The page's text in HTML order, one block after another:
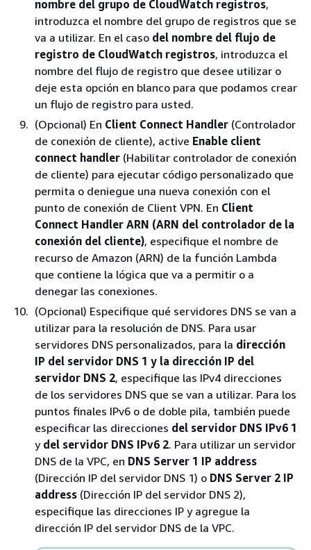
nombre del grupo de CloudWatch registros,
introduzca el nombre del grupo de registros que se
va a utilizar. En el caso del nombre del flujo de
registro de CloudWatch registros, introduzca el
nombre del flujo de registro que desee utilizar o
deje esta opción en blanco para que podamos crear
un flujo de registro para usted.
(Opcional) En Client Connect Handler (Controlador
de conexión de cliente), active Enable client
connect handler (Habilitar controlador de conexión
de cliente) para ejecutar código personalizado que
permita o deniegue una nueva conexión con el
punto de conexión de Client VPN. En Client
Connect Handler ARN (ARN del controlador de la
conexión del cliente), especifique el nombre de
recurso de Amazon (ARN) de la función Lambda
que contiene la lógica que va a permitir o a
denegar las conexiones.
(Opcional) Especifique qué servidores DNS se van a
utilizar para la resolución de DNS. Para usar
servidores DNS personalizados, para la dirección
IP del servidor DNS 1 y la dirección IP del
servidor DNS 2, especifique las IPv4 direcciones
de los servidores DNS que se van a utilizar. Para los
puntos finales IPv6 o de doble pila, también puede
especificar las direcciones del servidor DNS IPv6 1
y del servidor DNS IPv6 2. Para utilizar un servidor
DNS de la VPC, en DNS Server 1 IP address
(Dirección IP del servidor DNS 1) o DNS Server 2 IP
address (Dirección IP del servidor DNS 2),
especifique las direcciones IP y agregue la
dirección IP del servidor DNS de la VPC.